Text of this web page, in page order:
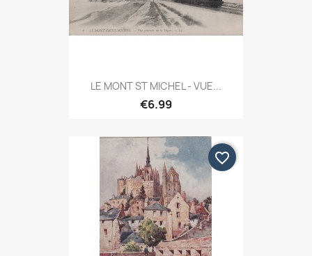
LE MONT ST MICHEL - VUE...
€6.99
favorite_border